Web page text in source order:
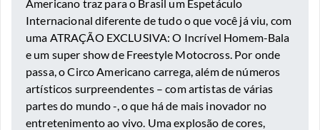
Americano traz para o Brasil um Espetáculo
Internacional diferente de tudo o que você já viu, com
uma ATRAÇÃO EXCLUSIVA:O Incrível Homem-Bala
e um super show de Freestyle Motocross. Por onde
passa, o Circo Americano carrega, além de números
artísticos surpreendentes – com artistas de várias
partes do mundo -, o que há de mais inovador no
entretenimento ao vivo. Uma explosão de cores,